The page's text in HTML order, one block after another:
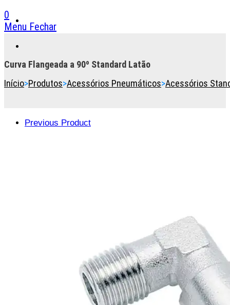
0
Menu Fechar
button
expand
Curva Flangeada a 90º Standard Latão
Início>Produtos>Acessórios Pneumáticos>Acessórios
Previous Product